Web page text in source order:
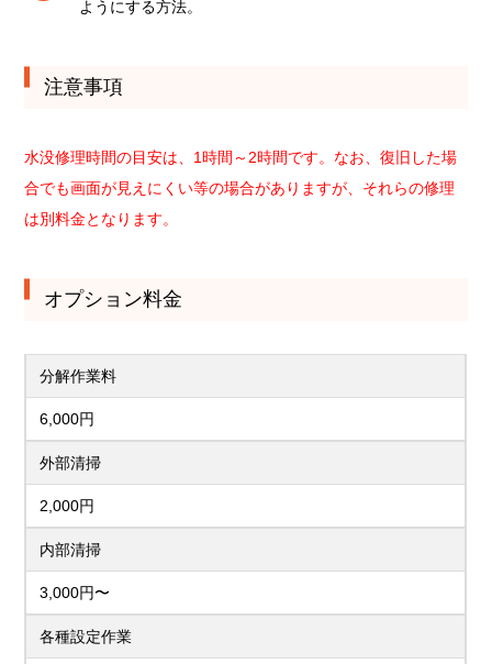
ようにする方法。
注意事項
水没修理時間の目安は、1時間～2時間です。なお、復旧した場
合でも画面が見えにくい等の場合がありますが、それらの修理
は別料金となります。
オプション料金
分解作業料
6,000円
外部清掃
2,000円
内部清掃
3,000円〜
各種設定作業